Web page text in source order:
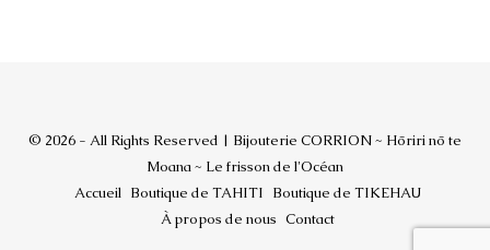
© 2026 - All Rights Reserved | Bijouterie CORRION ~ Hōriri nō te
Moana ~ Le frisson de l'Océan
Accueil Boutique de TAHITI Boutique de TIKEHAU
À propos de nous Contact